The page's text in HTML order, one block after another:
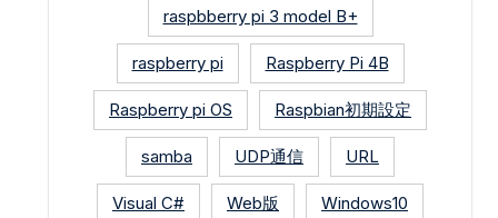
raspbberry pi 3 model B+
raspberry pi Raspberry Pi 4B
Raspberry pi OS Raspbian初期設定
samba UDP通信 URL
Visual C# Web版 Windows10